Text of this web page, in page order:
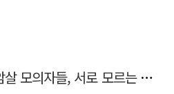
"정청래 죽이자" SNS 암살 모의자들, 서로 모르는 사이였다…檢송치